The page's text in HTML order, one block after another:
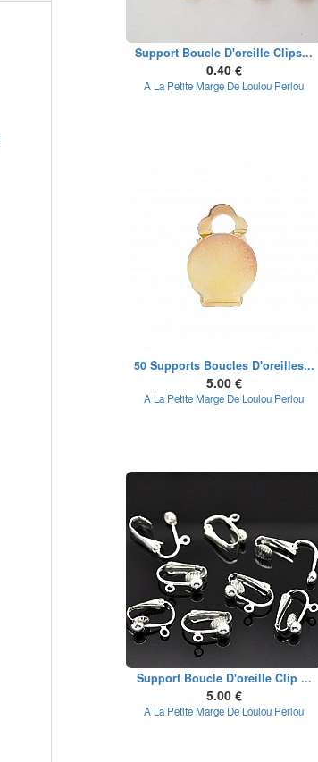
Support Boucle D'oreille Clips...
0.40 €
A La Petite Marge De Loulou Perlou
50 Supports Boucles D'oreilles...
5.00 €
A La Petite Marge De Loulou Perlou
Support Boucle D'oreille Clip ...
5.00 €
A La Petite Marge De Loulou Perlou